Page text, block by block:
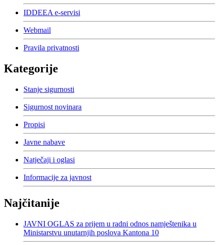
IDDEEA e-servisi
Webmail
Pravila privatnosti
Kategorije
Stanje sigurnosti
Sigurnost novinara
Propisi
Javne nabave
Natječaji i oglasi
Informacije za javnost
Najčitanije
JAVNI OGLAS za prijem u radni odnos namještenika u
Ministarstvu unutarnjih poslova Kantona 10